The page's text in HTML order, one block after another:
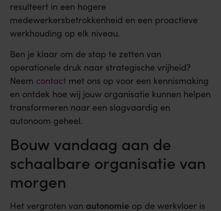
resulteert in een hogere
medewerkersbetrokkenheid en een proactieve
werkhouding op elk niveau.
Ben je klaar om de stap te zetten van
operationele druk naar strategische vrijheid?
Neem contact met ons op voor een kennismaking
en ontdek hoe wij jouw organisatie kunnen helpen
transformeren naar een slagvaardig en
autonoom geheel.
Bouw vandaag aan de
schaalbare organisatie van
morgen
Het vergroten van autonomie op de werkvloer is